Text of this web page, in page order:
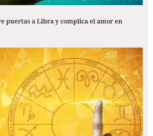
puertas a Libra y complica el amor en